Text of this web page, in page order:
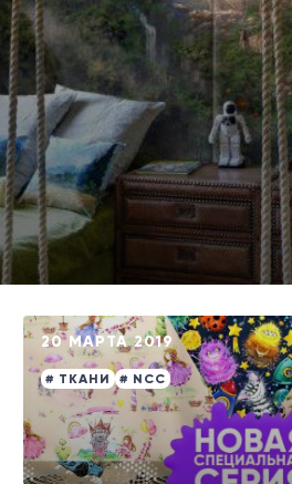
20 МАРТА 2019
# ТКАНИ # NCC